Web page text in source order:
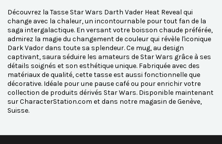
Découvrez la Tasse Star Wars Darth Vader Heat Reveal qui
change avec la chaleur, un incontournable pour tout fan de la
saga intergalactique. En versant votre boisson chaude préférée,
admirez la magie du changement de couleur qui révèle l'iconique
Dark Vador dans toute sa splendeur. Ce mug, au design
captivant, saura séduire les amateurs de Star Wars grâce à ses
détails soignés et son esthétique unique. Fabriquée avec des
matériaux de qualité, cette tasse est aussi fonctionnelle que
décorative. Idéale pour une pause café ou pour enrichir votre
collection de produits dérivés Star Wars. Disponible maintenant
sur CharacterStation.com et dans notre magasin de Genève,
Suisse.